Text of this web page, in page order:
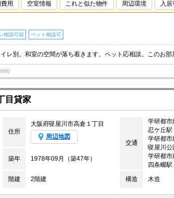
用
空室情報 これと似た物件 周辺環境 入
相談可能 ペット相談可
目貸家
住所
大阪府寝屋川市高倉１丁目
周辺地図
交通
学研都市
忍ケ丘駅
学研都市
寝屋川公
学研都市
四条畷
築年 1978年09月（築47年）
階建 2階建 構造 木造